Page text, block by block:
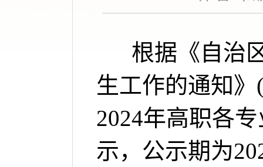
根据《自治区
生工作的通知
2024年高职各
示，公示期为